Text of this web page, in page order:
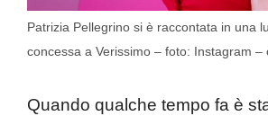
Patrizia Pellegrino si è raccontata in una
concessa a Verissimo – foto: Instagram –
Quando qualche tempo fa è